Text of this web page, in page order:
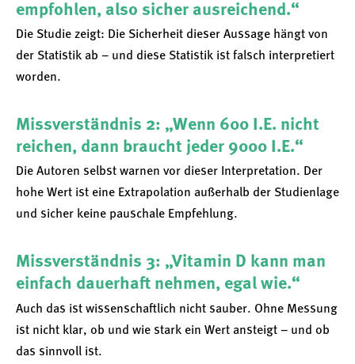
empfohlen, also sicher ausreichend.“
Die Studie zeigt: Die Sicherheit dieser Aussage hängt von
der Statistik ab – und diese Statistik ist falsch interpretiert
worden.
Missverständnis 2: „Wenn 600 I.E. nicht
reichen, dann braucht jeder 9000 I.E.“
Die Autoren selbst warnen vor dieser Interpretation. Der
hohe Wert ist eine Extrapolation außerhalb der Studienlage
und sicher keine pauschale Empfehlung.
Missverständnis 3: „Vitamin D kann man
einfach dauerhaft nehmen, egal wie.“
Auch das ist wissenschaftlich nicht sauber. Ohne Messung
ist nicht klar, ob und wie stark ein Wert ansteigt – und ob
das sinnvoll ist.